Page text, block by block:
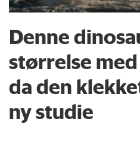
Denne
størrelse
da den
ny studie